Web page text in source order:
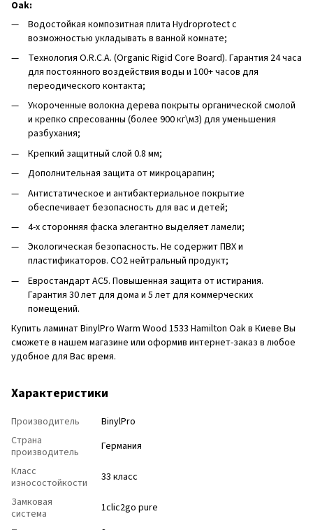
Oak:
Водостойкая композитная плита Hydroprotect c
возможностью укладывать в ванной комнате;
Технология O.R.C.A. (Organic Rigid Core Board). Гарантия 24 часа
для постоянного воздействия воды и 100+ часов для
переодического контакта;
Укороченные волокна дерева покрыты органической смолой
и крепко спресованны (более 900 кг\м3) для уменьшения
разбухания;
Крепкий защитный слой 0.8 мм;
Дополнительная защита от микроцарапин;
Антистатическое и антибактериальное покрытие
обеспечивает безопасность для вас и детей;
4-х сторонняя фаска элегантно выделяет ламели;
Экологическая безопасность. Не содержит ПВХ и
пластификаторов. CO2 нейтральный продукт;
Евростандарт AC5. Повышенная защита от истирания.
Гарантия 30 лет для дома и 5 лет для коммерческих
помещений.
Купить ламинат BinylPro Warm Wood 1533 Hamilton Oak в Киеве Вы
сможете в нашем магазине или оформив интернет-заказ в любое
удобное для Вас время.
Характеристики
Производитель
BinylPro
Страна
производитель
Германия
Класс
износостойкости
33 класс
Замковая
система
1clic2go pure